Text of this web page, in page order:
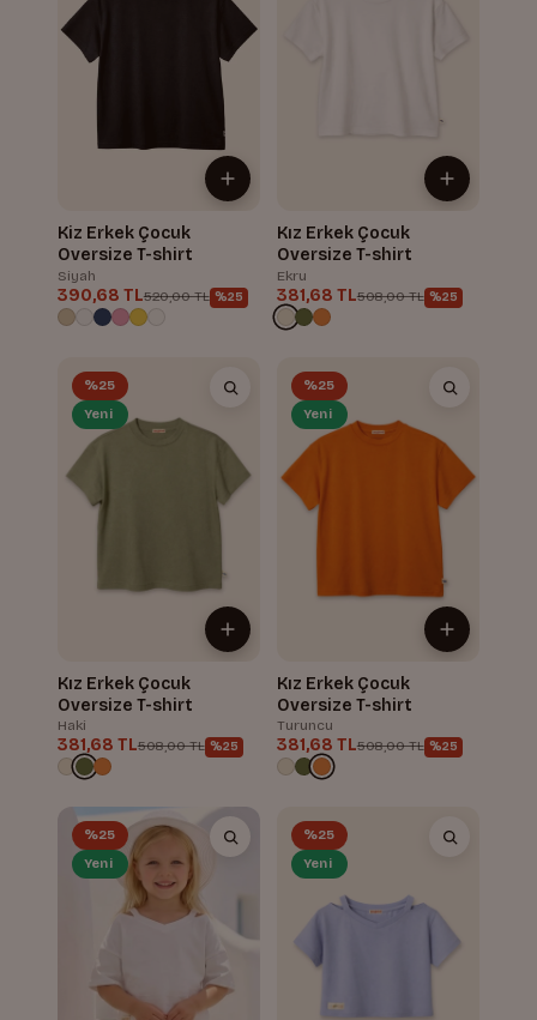
Kiz Erkek Çocuk
Oversize T-shirt
Siyah
390,68 TL520,00 TL %25
Kız Erkek Çocuk
Oversize T-shirt
Ekru
381,68 TL508,00 TL %25
%25
Yeni
Kız Erkek Çocuk
Oversize T-shirt
Haki
381,68 TL508,00 TL %25
%25
Yeni
Kız Erkek Çocuk
Oversize T-shirt
Turuncu
381,68 TL508,00 TL %25
%25
Yeni
%25
Yeni